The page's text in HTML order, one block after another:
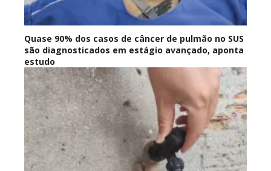
Quase 90% dos casos de câncer de pulmão no SUS
são diagnosticados em estágio avançado, aponta
estudo